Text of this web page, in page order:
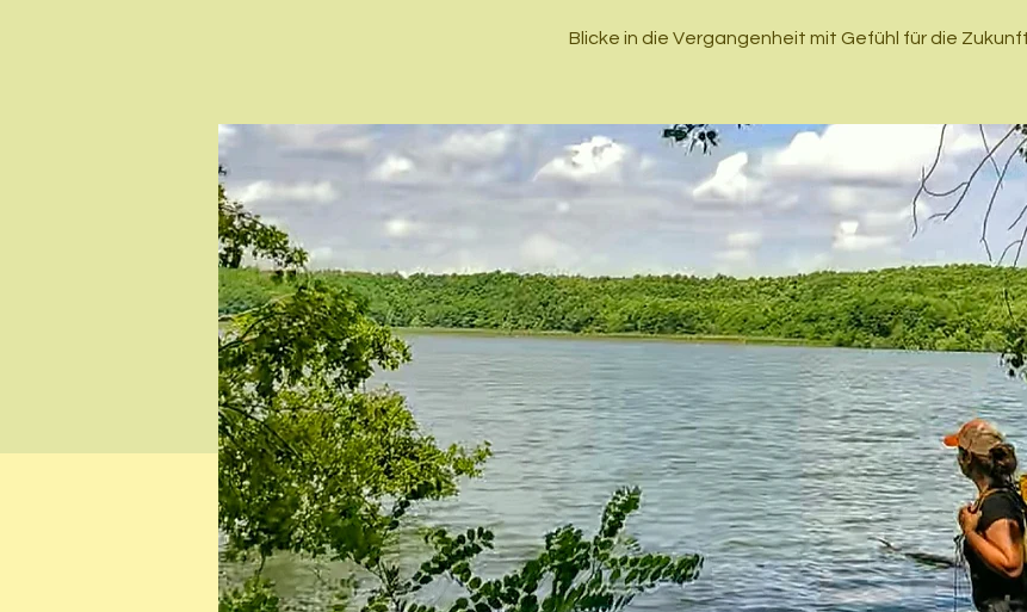
Blicke in die Vergangenheit mit Gefühl für die